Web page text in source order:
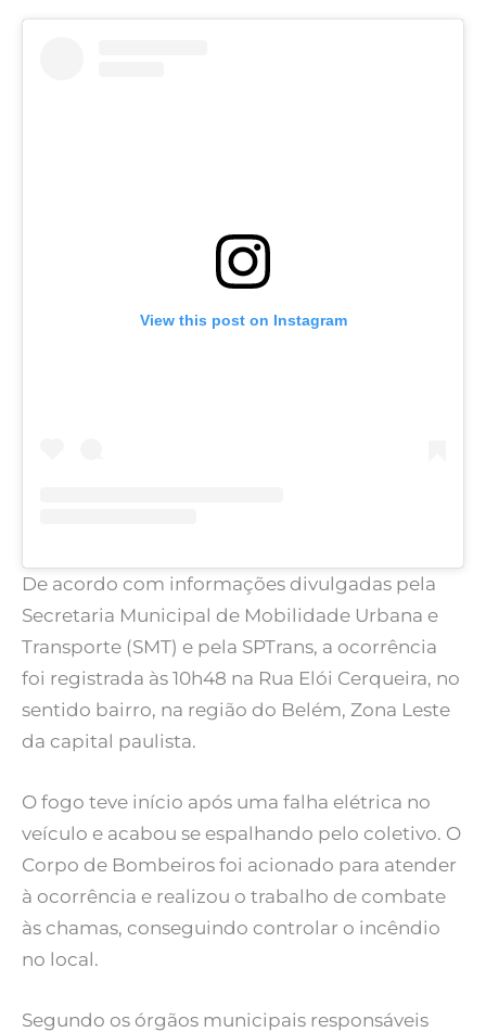
View this post on Instagram
De acordo com informações divulgadas pela
Secretaria Municipal de Mobilidade Urbana e
Transporte (SMT) e pela SPTrans, a ocorrência
foi registrada às 10h48 na Rua Elói Cerqueira, no
sentido bairro, na região do Belém, Zona Leste
da capital paulista.
O fogo teve início após uma falha elétrica no
veículo e acabou se espalhando pelo coletivo. O
Corpo de Bombeiros foi acionado para atender
à ocorrência e realizou o trabalho de combate
às chamas, conseguindo controlar o incêndio
no local.
Segundo os órgãos municipais responsáveis